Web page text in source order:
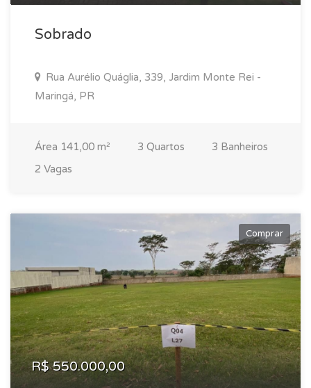
Sobrado
Rua Aurélio Quáglia, 339, Jardim Monte Rei -
Maringá, PR
Área 141,00 m² 3 Quartos
3 Banheiros
2 Vagas
Comprar
R$ 550.000,00